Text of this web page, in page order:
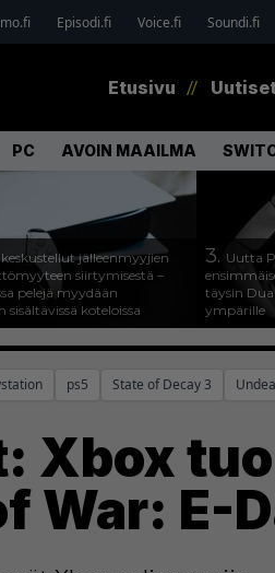
Episodi.fi Voice.fi Soundi.fi
Etusivu
PC AVOIN MAAILMA
jälleenmyyjien
siirtymisestä –
pelejä myydään
sisältävissä koteloissa
3. Uutta
täysin
ympärille
ps5 State of Decay 3
Xbox
War: E-